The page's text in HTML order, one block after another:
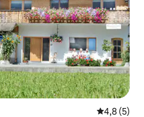
4,8 de
4,8 (5)